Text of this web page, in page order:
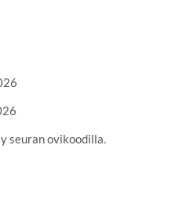
seuran ovikoodilla.